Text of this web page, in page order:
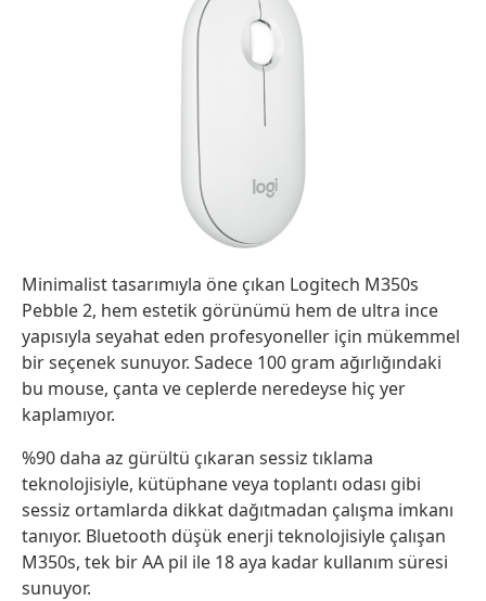
Minimalist tasarımıyla öne çıkan Logitech M350s
Pebble 2, hem estetik görünümü hem de ultra ince
yapısıyla seyahat eden profesyoneller için mükemmel
bir seçenek sunuyor. Sadece 100 gram ağırlığındaki
bu mouse, çanta ve ceplerde neredeyse hiç yer
kaplamıyor.
%90 daha az gürültü çıkaran sessiz tıklama
teknolojisiyle, kütüphane veya toplantı odası gibi
sessiz ortamlarda dikkat dağıtmadan çalışma imkanı
tanıyor. Bluetooth düşük enerji teknolojisiyle çalışan
M350s, tek bir AA pil ile 18 aya kadar kullanım süresi
sunuyor.